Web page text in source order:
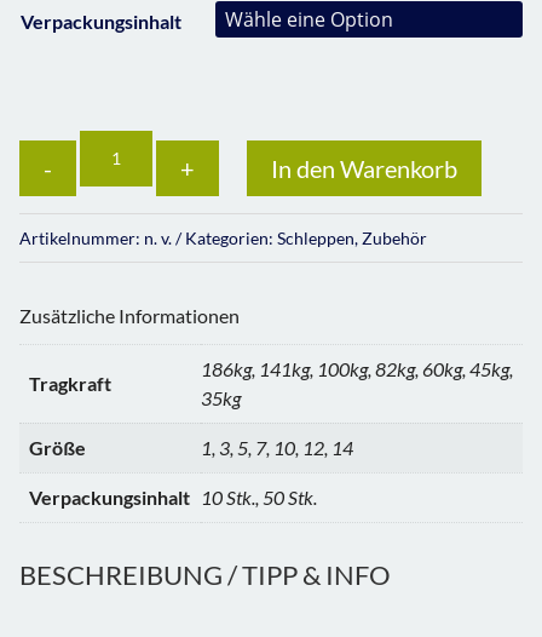
Verpackungsinhalt
Anzahl
In den Warenkorb
Artikelnummer: n. v. Kategorien: Schleppen,Zubehör
Zusätzliche Informationen
Tragkraft
186kg, 141kg, 100kg, 82kg, 60kg, 45kg,
35kg
Größe 1, 3, 5, 7, 10, 12, 14
Verpackungsinhalt 10 Stk., 50 Stk.
BESCHREIBUNG / TIPP & INFO